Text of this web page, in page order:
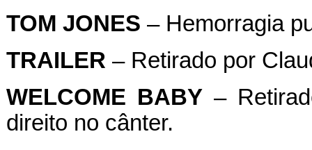
TOM JONES – Hemorragia
TRAILER – Retirado por
WELCOME BABY–
direito no cânter.